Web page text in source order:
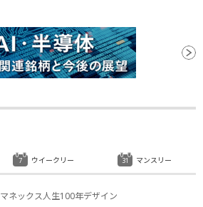
マネックス人生100年デザイン
ウイークリー マンスリー